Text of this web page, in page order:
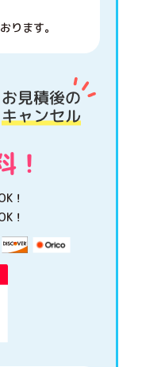
ります。
！
！